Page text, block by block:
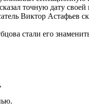
точную дату
Виктор Астафьев
стали его